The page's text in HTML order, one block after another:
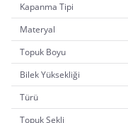
Kapanma Tipi
Materyal
Topuk Boyu
Bilek Yüksekliği
Türü
Topuk Şekli